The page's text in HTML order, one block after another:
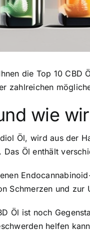
die Top 10 CBD
zahlreichen
wie
Öl, wird aus der
Das Öl enthält
Schmerzen und
Öl ist noch
helfen